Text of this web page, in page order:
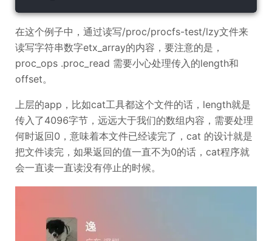
在这个例子中，通过读写/proc/procfs-test/lzy文件来
读写字符串数字etx_array的内容，要注意的是，
proc_ops .proc_read 需要小心处理传入的length和
offset。
上层的app，比如cat工具都这个文件的话，length就是
传入了4096字节，远远大于我们的数组内容，需要处理
何时返回0，意味着本文件已经读完了，cat 的设计就是
把文件读完，如果返回的值一直不为0的话，cat程序就
会一直读一直读没有停止的时候。